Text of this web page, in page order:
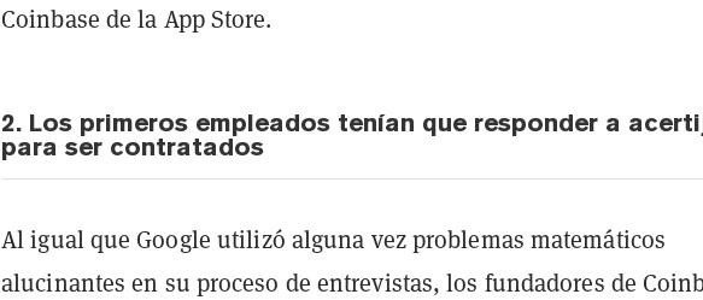
Coinbase de la App Store.
2. Los primeros empleados tenían que responder a
para ser contratados
Al igual que Google utilizó alguna vez problemas matemáticos
alucinantes en su proceso de entrevistas, los fundadores de